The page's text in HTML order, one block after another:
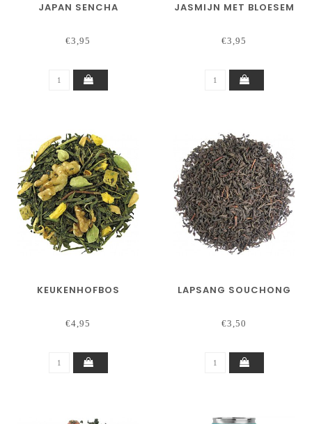
JAPAN SENCHA
€3,95
JASMIJN MET BLOESEM
€3,95
KEUKENHOFBOS
€4,95
LAPSANG SOUCHONG
€3,50